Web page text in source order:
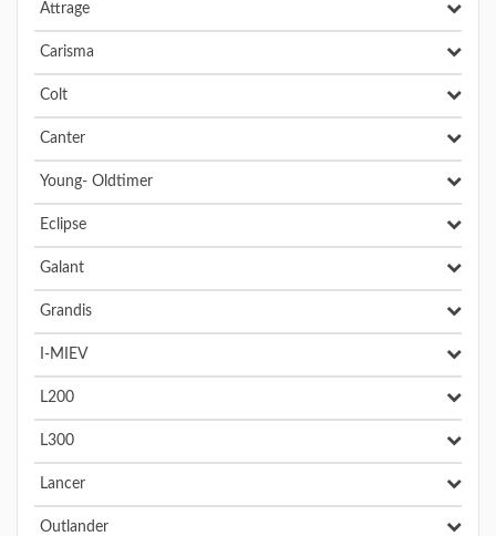
Attrage
Carisma
Colt
Canter
Young- Oldtimer
Eclipse
Galant
Grandis
I-MIEV
L200
L300
Lancer
Outlander